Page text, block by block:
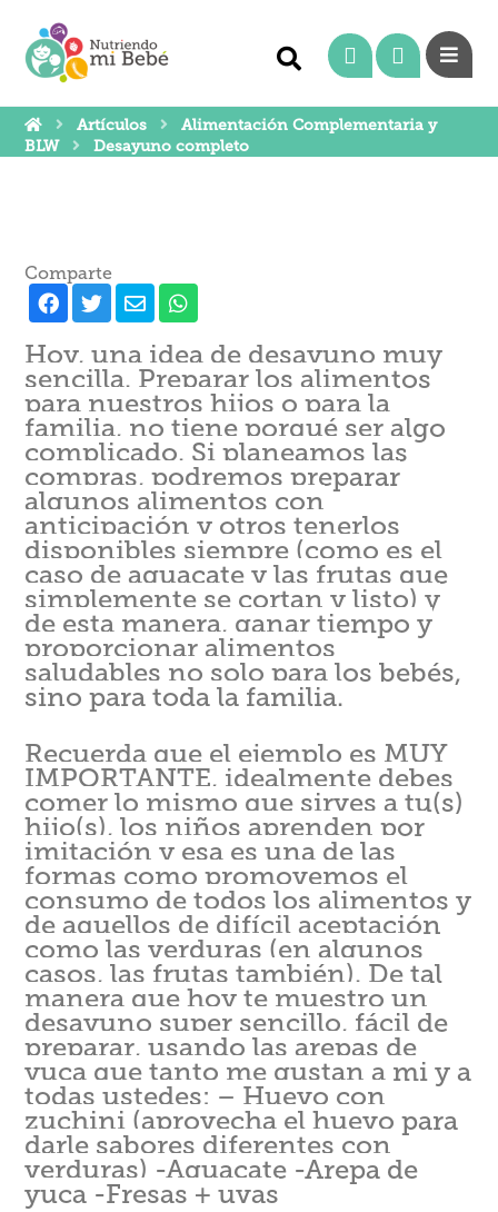
Artículos
Alimentación Complementaria y
BLW
Desayuno completo
Comparte
Hoy, una idea de desayuno muy
sencilla. Preparar los alimentos
para nuestros hijos o para la
familia, no tiene porqué ser algo
complicado. Si planeamos las
compras, podremos preparar
algunos alimentos con
anticipación y otros tenerlos
disponibles siempre (como es el
caso de aguacate y las frutas que
simplemente se cortan y listo) y
de esta manera, ganar tiempo y
proporcionar alimentos
saludables no solo para los bebés,
sino para toda la familia.
Recuerda que el ejemplo es MUY
IMPORTANTE, idealmente debes
comer lo mismo que sirves a tu(s)
hijo(s), los niños aprenden por
imitación y esa es una de las
formas como promovemos el
consumo de todos los alimentos y
de aquellos de difícil aceptación
como las verduras (en algunos
casos, las frutas también). De tal
manera que hoy te muestro un
desayuno super sencillo, fácil de
preparar, usando las arepas de
yuca que tanto me gustan a mi y a
todas ustedes: – Huevo con
zuchini (aprovecha el huevo para
darle sabores diferentes con
verduras) -Aguacate -Arepa de
yuca -Fresas + uvas